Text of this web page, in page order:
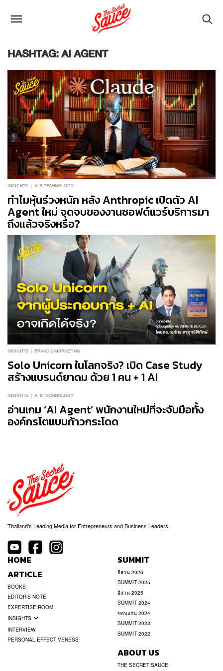
HASHTAG: AI AGENT
INSIGHTS AI & TECHNOLOGY
ทำไมหุ้นร่วงหนัก หลัง Anthropic เปิดตัว AI
Agent ใหม่ จุดจบของงานซอฟต์แวร์บริการมา
ถึงแล้วจริงหรือ?
INSIGHTS BRAND & MARKETING
Solo Unicorn ในโลกจริง? เปิด Case Study
สร้างแบรนด์ยาดม ด้วย 1 คน + 1 AI
INSIGHTS AI & TECHNOLOGY
อ่านเกม ‘AI Agent’ พนักงานใหม่ที่จะจับมือทั้ง
องค์กรโตแบบก้าวกระโดด
Thailand’s Leading Media for Entrepreneurs and Business Leaders.
HOME
ARTICLE
BOOKS
EDITOR’S NOTE
EXPERTISE ROOM
INSIGHTS
INTERVIEW
PERSONAL EFFECTIVENESS
SUMMIT
อีสาน 2026
SUMMIT 2025
อีสาน 2025
SUMMIT 2024
ขอนแก่น 2024
SUMMIT 2023
SUMMIT 2022
ABOUT US
THE SECRET SAUCE